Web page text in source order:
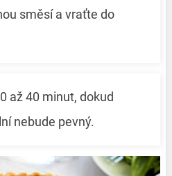
směsí a vraťte do
až 40 minut, dokud
nebude pevný.